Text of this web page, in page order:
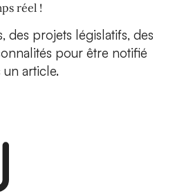
réel !
des projets législatifs, des
pour être notifié
article.